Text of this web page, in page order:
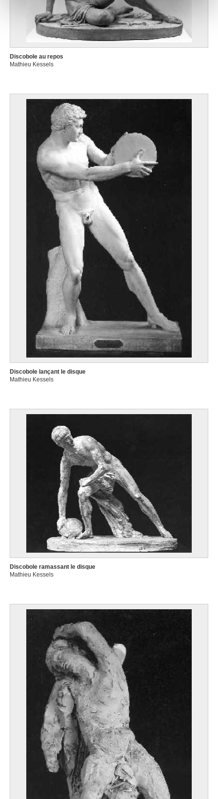
notre site avec nos partenaires de médias sociaux, de
publicité et d'analyse, qui peuvent combiner celles-ci
avec d'autres informations que vous leur avez fournies
ou qu'ils ont collectées lors de votre utilisation de leurs
services.
Discobole au repos
Mathieu Kessels
Discobole lançant le disque
Mathieu Kessels
Discobole ramassant le disque
Mathieu Kessels